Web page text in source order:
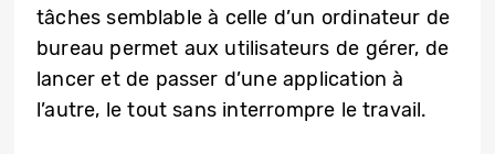
tâches semblable à celle d’un ordinateur de
bureau permet aux utilisateurs de gérer, de
lancer et de passer d’une application à
l’autre, le tout sans interrompre le travail.